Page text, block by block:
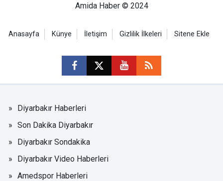
Amida Haber © 2024
Anasayfa Künye İletişim Gizlilik İlkeleri Sitene Ekle
Diyarbakır Haberleri
Son Dakika Diyarbakır
Diyarbakır Sondakika
Diyarbakır Video Haberleri
Amedspor Haberleri